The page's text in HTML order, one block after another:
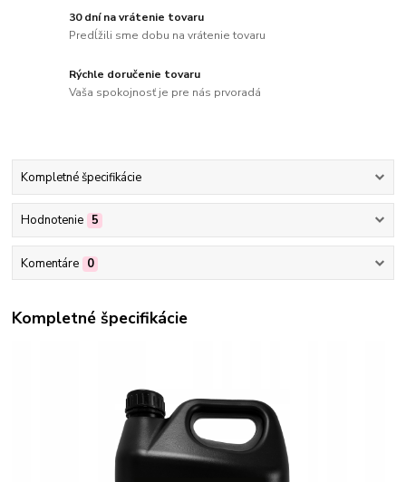
30 dní na vrátenie tovaru
Predĺžili sme dobu na vrátenie tovaru
Rýchle doručenie tovaru
Vaša spokojnosť je pre nás prvoradá
Kompletné špecifikácie
Hodnotenie 5
Komentáre 0
Kompletné špecifikácie